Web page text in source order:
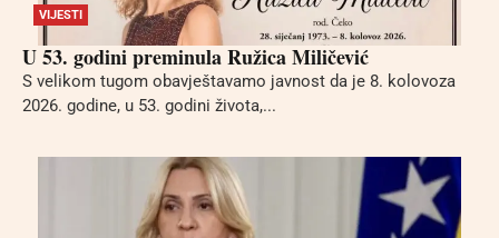
VIJESTI
U 53. godini preminula Ružica Miličević
S velikom tugom obavještavamo javnost da je 8. kolovoza
2026. godine, u 53. godini života,...